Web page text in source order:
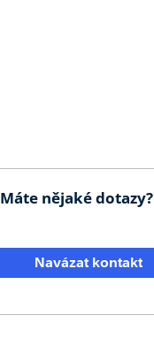
Máte nějaké dotazy?
Navázat kontakt